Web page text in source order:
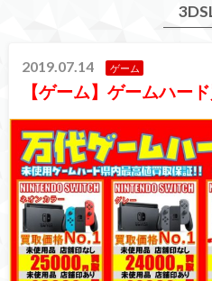
2019.07.14 ゲーム
【ゲーム】ゲームハー